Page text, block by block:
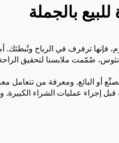
بالجملة
ترفرف في الرياح وتُبطئك.
صُمّمت ملابسنا لتحقيق
أو البائع. ومعرفة من تتعامل
إجراء عمليات الشراء الكبيرة.